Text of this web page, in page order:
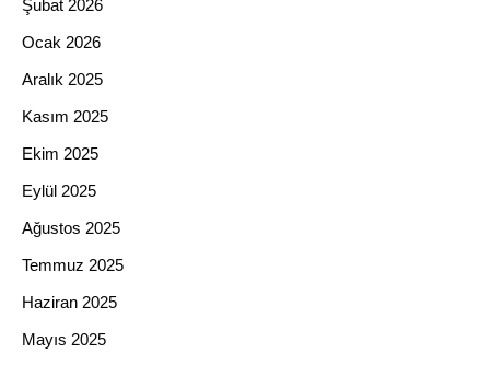
Şubat 2026
Ocak 2026
Aralık 2025
Kasım 2025
Ekim 2025
Eylül 2025
Ağustos 2025
Temmuz 2025
Haziran 2025
Mayıs 2025